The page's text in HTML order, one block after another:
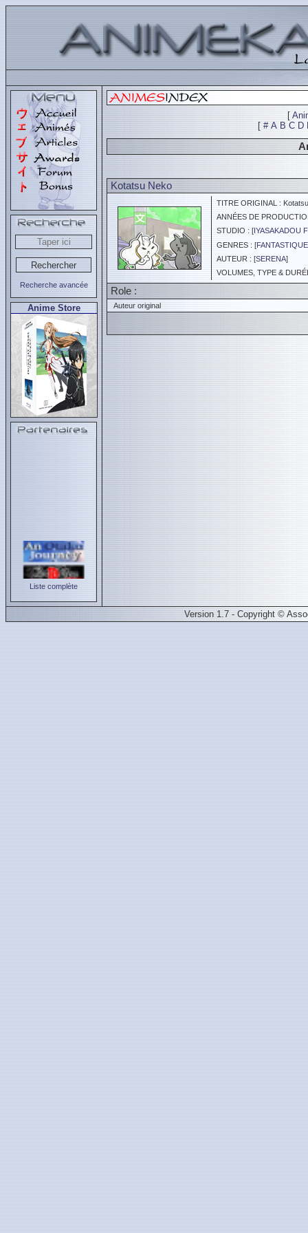
Recherche avancée
Anime Store
Liste complète
[
[ # A B C D
Kotatsu Neko
TITRE ORIGINAL :
ANNÉES DE
STUDIO : [IYASAKADOU
GENRES : [
AUTEUR : [SERENA]
VOLUMES, TYPE &
Role :
Auteur original
Version 1.7 - Copyright ©